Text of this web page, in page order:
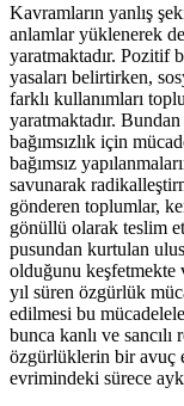
Kavramların yanlış
anlamlar yüklenerek
yaratmaktadır. Pozitif
yasaları belirtirken,
farklı kullanımları
yaratmaktadır.
bağımsızlık için
bağımsız
savunarak
gönderen toplumlar,
gönüllü olarak teslim
pusundan kurtulan
olduğunu keşfetmekte
yıl süren özgürlük
edilmesi bu
bunca kanlı ve sancılı
özgürlüklerin bir avuç
evrimindeki sürece